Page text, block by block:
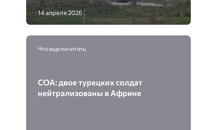
14 апреля 2026
Что еще почитать
СОА: двое турецких солдат
нейтрализованы в Африне